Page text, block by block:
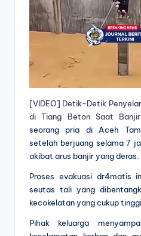
[VIDEO] Detik-Detik
di Tiang Beton Saat
seorang pria di Aceh
setelah berjuang selama 7
akibat arus banjir yang deras.
Proses evakuasi dr4matis
seutas tali yang
kecokelatan yang cukup tinggi.
Pihak keluarga